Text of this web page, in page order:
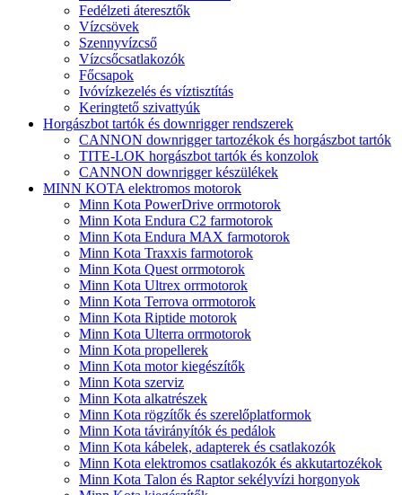
Fedélzeti áteresztők
Vízcsövek
Szennyvízcső
Vízcsőcsatlakozók
Főcsapok
Ivóvízkezelés és víztisztítás
Keringtető szivattyúk
Horgászbot tartók és downrigger rendszerek
CANNON downrigger tartozékok és horgászbot tartók
TITE-LOK horgászbot tartók és konzolok
CANNON downrigger készülékek
MINN KOTA elektromos motorok
Minn Kota PowerDrive orrmotorok
Minn Kota Endura C2 farmotorok
Minn Kota Endura MAX farmotorok
Minn Kota Traxxis farmotorok
Minn Kota Quest orrmotorok
Minn Kota Ultrex orrmotorok
Minn Kota Terrova orrmotorok
Minn Kota Riptide motorok
Minn Kota Ulterra orrmotorok
Minn Kota propellerek
Minn Kota motor kiegészítők
Minn Kota szerviz
Minn Kota alkatrészek
Minn Kota rögzítők és szerelőplatformok
Minn Kota távirányítók és pedálok
Minn Kota kábelek, adapterek és csatlakozók
Minn Kota elektromos csatlakozók és akkutartozékok
Minn Kota Talon és Raptor sekélyvízi horgonyok